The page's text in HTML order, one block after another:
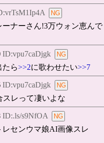
ナーさん!3万ウォン恵んで
ID:vpu7caDjgk
たら>>2に歌わせたい>>7
ID:vpu7caDjgk
レって凄いよな
ID:.ls/s9NfOA
レセンウマ娘AI画像スレ